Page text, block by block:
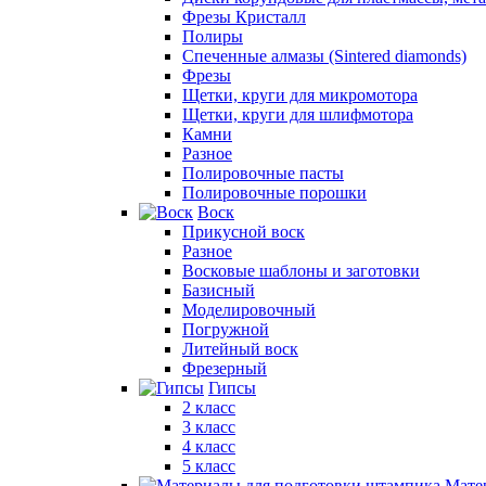
Фрезы Кристалл
Полиры
Спеченные алмазы (Sintered diamonds)
Фрезы
Щетки, круги для микромотора
Щетки, круги для шлифмотора
Камни
Разное
Полировочные пасты
Полировочные порошки
Воск
Прикусной воск
Разное
Восковые шаблоны и заготовки
Базисный
Моделировочный
Погружной
Литейный воск
Фрезерный
Гипсы
2 класс
3 класс
4 класс
5 класс